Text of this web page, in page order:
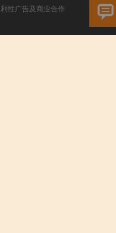
性广告及商业合作